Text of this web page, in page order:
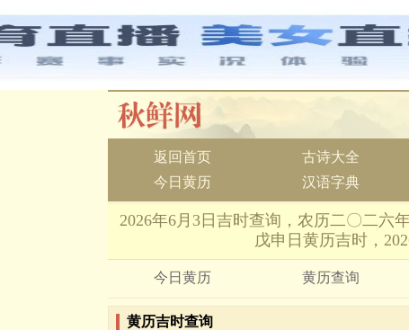
返回首页 古诗大全
今日黄历
汉语字典
2026年6月3日吉时查询，农历二〇二六
戊申日黄历吉时，
今日黄历 黄历查询
黄历吉时查询